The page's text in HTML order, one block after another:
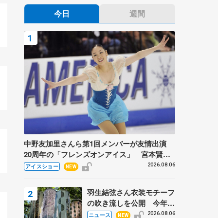
今日 週間
中野友加里さんら第1回メンバーが友情出演
20周年の「フレンズオンアイス」 宮本賢二
さん、有川梨絵さん、田村岳斗さんも
アイスショー NEW 2026.08.06
羽生結弦さん衣装モチーフ
の吹き流しを公開 今年は
「春よ、来い」、仙台の瑞
ニュース NEW 2026.08.06